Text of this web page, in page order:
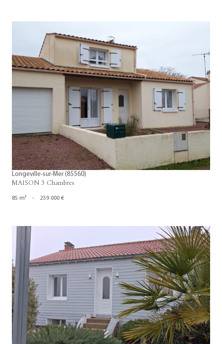
Longeville-sur-Mer (85560)
MAISON 3 Chambres
85 m² - 259 000 €
voir le bien